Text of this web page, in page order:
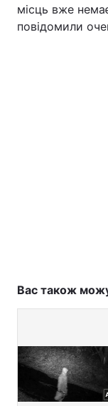
місць вже
повідомили
Вас також